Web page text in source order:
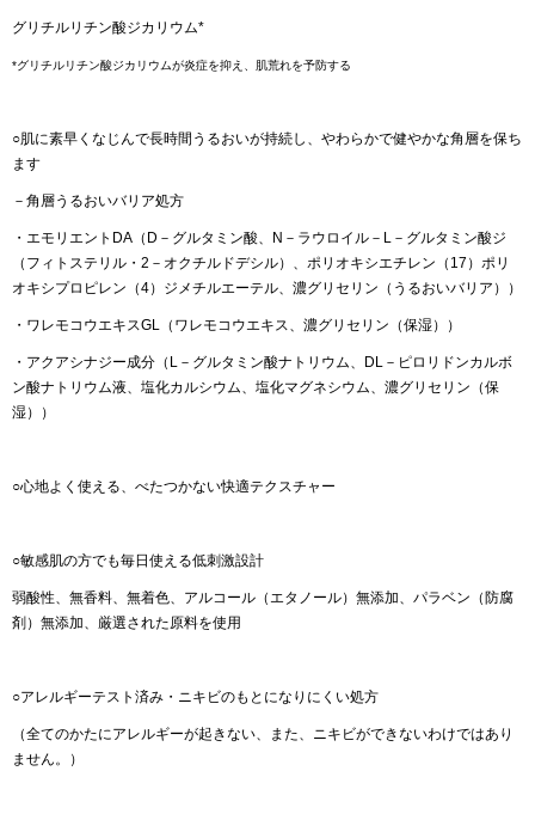
グリチルリチン酸ジカリウム*
*グリチルリチン酸ジカリウムが炎症を抑え、肌荒れを予防する
○肌に素早くなじんで長時間うるおいが持続し、やわらかで健やかな角層を保ち
ます
－角層うるおいバリア処方
・エモリエントDA（D－グルタミン酸、N－ラウロイル－L－グルタミン酸ジ
（フィトステリル・2－オクチルドデシル）、ポリオキシエチレン（17）ポリ
オキシプロピレン（4）ジメチルエーテル、濃グリセリン（うるおいバリア））
・ワレモコウエキスGL（ワレモコウエキス、濃グリセリン（保湿））
・アクアシナジー成分（L－グルタミン酸ナトリウム、DL－ピロリドンカルボ
ン酸ナトリウム液、塩化カルシウム、塩化マグネシウム、濃グリセリン（保
湿））
○心地よく使える、べたつかない快適テクスチャー
○敏感肌の方でも毎日使える低刺激設計
弱酸性、無香料、無着色、アルコール（エタノール）無添加、パラベン（防腐
剤）無添加、厳選された原料を使用
○アレルギーテスト済み・ニキビのもとになりにくい処方
（全てのかたにアレルギーが起きない、また、ニキビができないわけではあり
ません。）